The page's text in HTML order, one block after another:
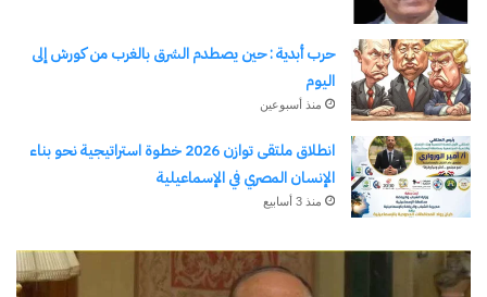
حرب أبدية : حين يصطدم الشرق بالغرب من كورش إلى
اليوم
منذ أسبوعين
انطلاق ملتقى توازن 2026 خطوة استراتيجية نحو بناء
الإنسان المصري في الإسماعيلية
منذ 3 أسابيع
الحرب